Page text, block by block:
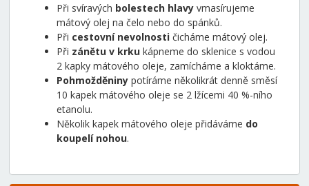
Při svíravých bolestech hlavy vmasírujeme
mátový olej na čelo nebo do spánků.
Při cestovní nevolnosti čicháme mátový olej.
Při zánětu v krku kápneme do sklenice s vodou
2 kapky mátového oleje, zamícháme a kloktáme.
Pohmožděniny potíráme několikrát denně směsí
10 kapek mátového oleje se 2 lžícemi 40 %-ního
etanolu.
Několik kapek mátového oleje přidáváme do
koupelí nohou.